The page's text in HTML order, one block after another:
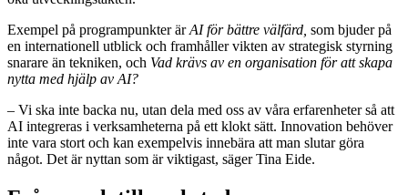
Exempel på programpunkter ärAI för bättre välfärd, som bjuder på
en internationell utblick och framhåller vikten av strategisk styrning
snarare än tekniken, och Vad krävs av en organisation för att skapa
nytta med hjälp av AI?
– Vi ska inte backa nu, utan dela med oss av våra erfarenheter så att
AI integreras i verksamheterna på ett klokt sätt. Innovation behöver
inte vara stort och kan exempelvis innebära att man slutar göra
något. Det är nyttan som är viktigast, säger Tina Eide.